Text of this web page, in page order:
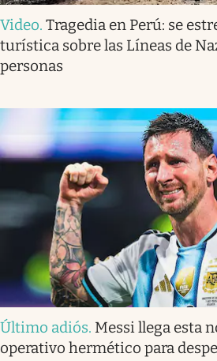
Video. Tragedia en Perú: se
turística sobre las Líneas de
personas
Último adiós. Messi llega esta
operativo hermético para